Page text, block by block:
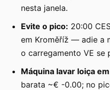
nesta janela.
Evite o pico: 20:00
em Kroměříž — adie a
o carregamento VE se
Máquina lavar loiça
barata ~€ -0.00; no